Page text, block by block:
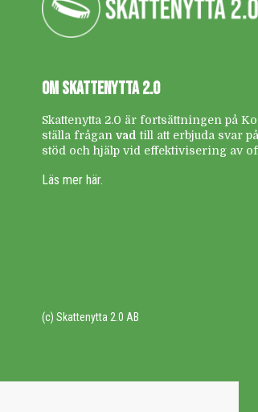
OM SKATTENYTTA 2.0
Skattenytta 2.0 är fortsättningen på
ställa frågan vad till att erbjuda svar
stöd och hjälp vid effektivisering av
Läs mer här.
(c) Skattenytta 2.0 AB